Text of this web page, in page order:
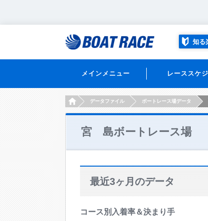
知る
メインメニュー レーススケ
HOMEデータファイル ボートレース場データ
宮 島ボートレース場
最近3ヶ月のデータ
コース別入着率＆決まり手